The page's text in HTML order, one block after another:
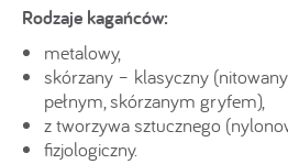
Rodzaje kagańców:
metalowy,
skórzany – klasyczny
pełnym, skórzanym gryfem),
z tworzywa sztucznego
fizjologiczny.